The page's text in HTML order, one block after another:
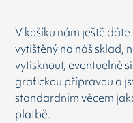
V košíku nám ještě
vytištěný na náš sklad,
vytisknout, eventuelně
grafickou přípravou a
standardním věcem
platbě.